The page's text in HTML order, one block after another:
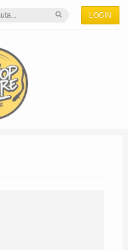
LOGIN